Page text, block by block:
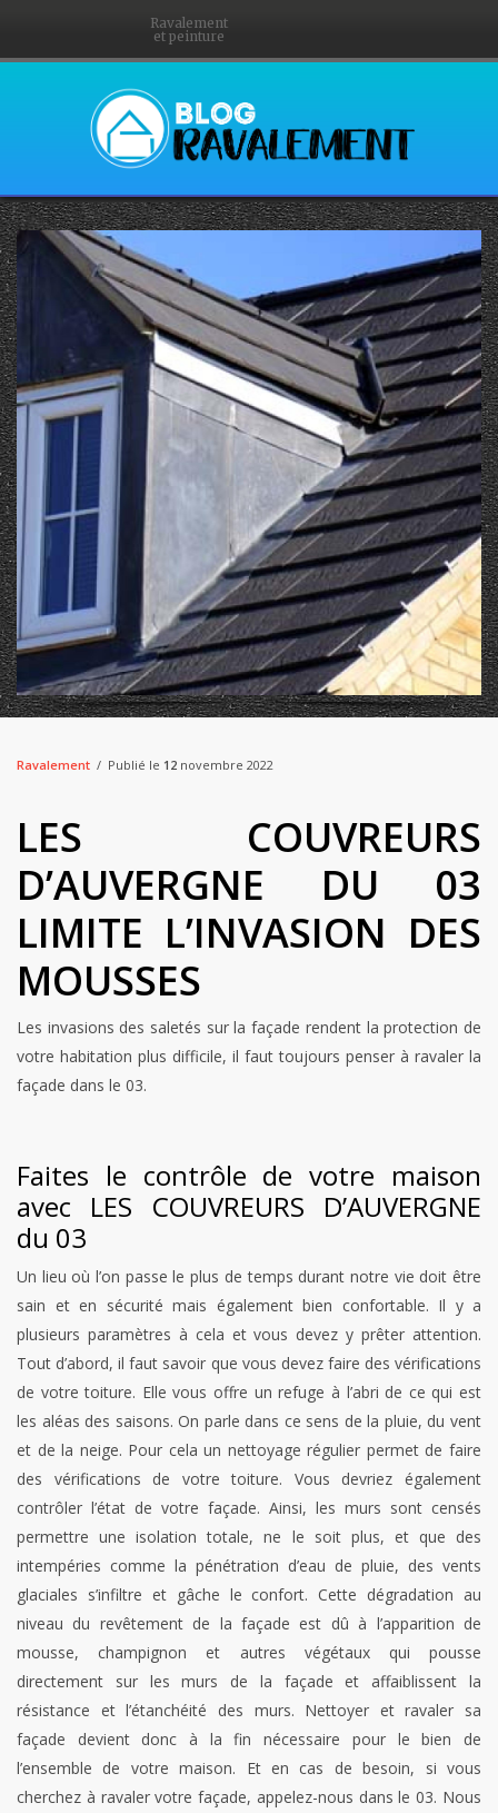
Ravalement
et peinture
Ravalement Publié le 12 novembre 2022
LES COUVREURS
D’AUVERGNE DU 03
LIMITE L’INVASION DES
MOUSSES
Les invasions des saletés sur la façade rendent la protection de
votre habitation plus difficile, il faut toujours penser à ravaler la
façade dans le 03.
Faites le contrôle de votre maison
avec LES COUVREURS D’AUVERGNE
du 03
Un lieu où l’on passe le plus de temps durant notre vie doit être
sain et en sécurité mais également bien confortable. Il y a
plusieurs paramètres à cela et vous devez y prêter attention.
Tout d’abord, il faut savoir que vous devez faire des vérifications
de votre toiture. Elle vous offre un refuge à l’abri de ce qui est
les aléas des saisons. On parle dans ce sens de la pluie, du vent
et de la neige. Pour cela un nettoyage régulier permet de faire
des vérifications de votre toiture. Vous devriez également
contrôler l’état de votre façade. Ainsi, les murs sont censés
permettre une isolation totale, ne le soit plus, et que des
intempéries comme la pénétration d’eau de pluie, des vents
glaciales s’infiltre et gâche le confort. Cette dégradation au
niveau du revêtement de la façade est dû à l’apparition de
mousse, champignon et autres végétaux qui pousse
directement sur les murs de la façade et affaiblissent la
résistance et l’étanchéité des murs. Nettoyer et ravaler sa
façade devient donc à la fin nécessaire pour le bien de
l’ensemble de votre maison. Et en cas de besoin, si vous
cherchez à ravaler votre façade, appelez-nous dans le 03. Nous